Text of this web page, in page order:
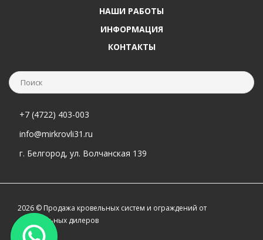
НАШИ РАБОТЫ
ИНФОРМАЦИЯ
КОНТАКТЫ
+7 (4722) 403-003
info@mirkrovli31.ru
г. Белгород, ул. Волчанская 139
2026 © Продажа кровельных систем и ограждений от
официальных дилеров